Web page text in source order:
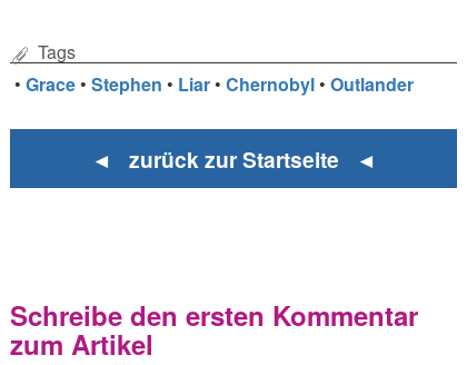
Tags
•Grace •Stephen • Liar •Chernobyl •Outlander
◄ zurück zur Startseite ◄
Schreibe den ersten Kommentar
zum Artikel